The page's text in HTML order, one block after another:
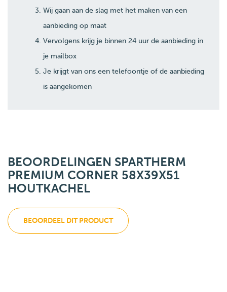
Wij gaan aan de slag met het maken van een
aanbieding op maat
Vervolgens krijg je binnen 24 uur de aanbieding in
je mailbox
Je krijgt van ons een telefoontje of de aanbieding
is aangekomen
BEOORDELINGEN SPARTHERM
PREMIUM CORNER 58X39X51
HOUTKACHEL
BEOORDEEL DIT PRODUCT